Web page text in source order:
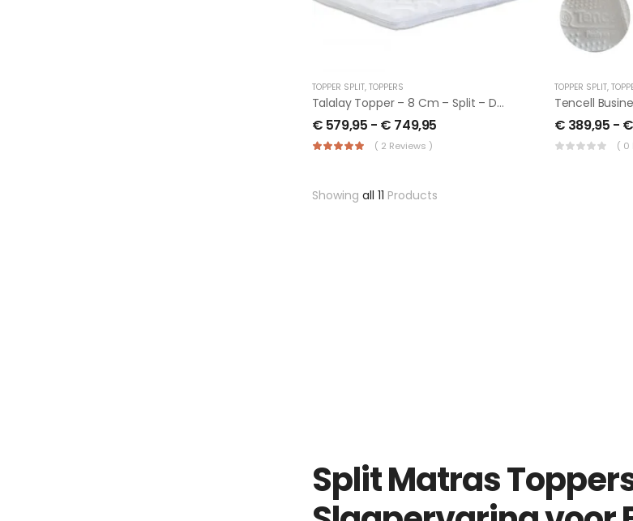
TOPPER SPLIT, TOPPERS
Talalay Topper – 8 Cm – Split – De Luxe
€ 579,95 - € 749,95
( 2 Reviews )
TOPPER SPLIT,
€ 389,95 - €
( 0
Showing all 11 Products
Split Matras